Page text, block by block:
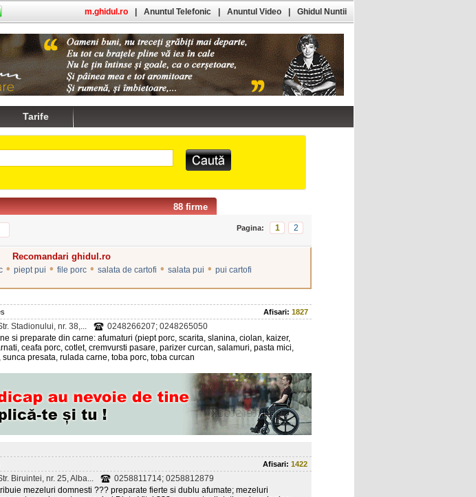
88 firme
Pagina: 1 2
Recomandari ghidul.ro
• piept pui • file porc • salata de cartofi • salata pui • pui cartofi
Afisari: 1827
Stadionului, nr. 38,...
0248266207; 0248265050
si preparate din carne: afumaturi (piept porc, scarita, slanina, ciolan, kaizer,
ceafa porc, cotlet, cremvursti pasare, parizer curcan, salamuri, pasta mici,
sunca presata, rulada carne, toba porc, toba curcan
Afisari: 1422
Biruintei, nr. 25, Alba...
0258811714; 0258812879
mezeluri domnesti ??? preparate fierte si dublu afumate; mezeluri
m.ghidul.ro Anuntul Telefonic Anuntul Video Ghidul Nuntii
Tarife